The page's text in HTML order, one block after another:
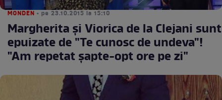
MONDEN • pe 23.10.2015 la 15:10
Margherita şi Viorica de la Clejani sunt
epuizate de "Te cunosc de undeva"!
"Am repetat şapte-opt ore pe zi"